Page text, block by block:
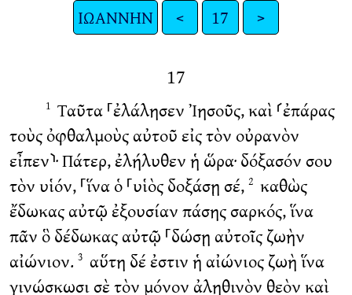
ΙΩΑΝΝΗΝ < 17 >
17
1 Ταῦτα ⸀ἐλάλησεν Ἰησοῦς, καὶ ⸂ἐπάρας
τοὺς ὀφθαλμοὺς αὐτοῦ εἰς τὸν οὐρανὸν
εἶπεν⸃· Πάτερ, ἐλήλυθεν ἡ ὥρα· δόξασόν σου
τὸν υἱόν, ⸀ἵνα ὁ ⸀υἱὸς δοξάσῃ σέ, 2 καθὼς
ἔδωκας αὐτῷ ἐξουσίαν πάσης σαρκός, ἵνα
πᾶν ὃ δέδωκας αὐτῷ ⸀δώσῃ αὐτοῖς ζωὴν
αἰώνιον. 3 αὕτη δέ ἐστιν ἡ αἰώνιος ζωὴ ἵνα
γινώσκωσι σὲ τὸν μόνον ἀληθινὸν θεὸν καὶ